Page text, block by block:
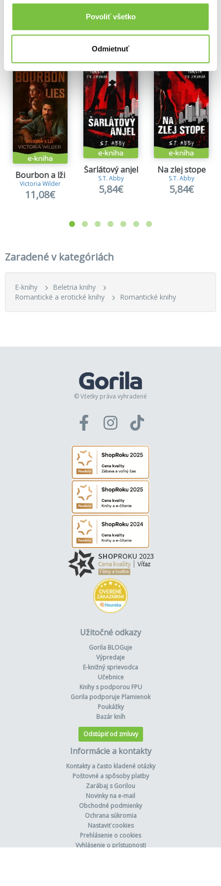
Povoliť všetko
Odmietnuť
Ďalšie z kategórie Romantické knihy
Viac z tejto kategórie
Bourbon a lži
Victoria Wilder
11,08€
Šarlátový anjel
S.T. Abby
5,84€
Na zlej stope
S.T. Abby
5,84€
Zaradené v kategóriách
E-knihy
Beletria knihy
Romantické a erotické knihy
Romantické knihy
© Všetky práva vyhradené
Užitočné odkazy
Gorila BLOGuje
Výpredaje
E-knižný sprievodca
Učebnice
Knihy s podporou FPU
Gorila podporuje Plamienok
Poukážky
Bazár kníh
Odstúpiť od zmluvy
Informácie a kontakty
Kontakty a často kladené otázky
Poštovné a spôsoby platby
Zarábaj s Gorilou
Novinky na e-mail
Obchodné podmienky
Ochrana súkromia
Nastaviť cookies
Prehlásenie o cookies
Vyhlásenie o prístupnosti